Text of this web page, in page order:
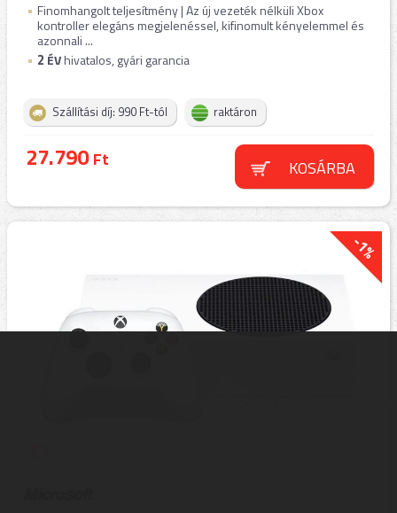
Finomhangolt teljesítmény | Az új vezeték nélküli Xbox
kontroller elegáns megjelenéssel, kifinomult kényelemmel és
azonnali ...
2 ÉVhivatalos, gyári garancia
Szállítási díj: 990 Ft-tól raktáron
27.790Ft KOSÁRBA
-1%